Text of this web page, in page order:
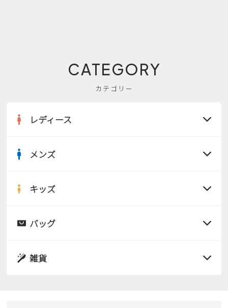
CATEGORY
カテゴリー
レディース
サンダル
スニーカー
メンズ
サンダル
キッズ
サンダル
バッグ
雑貨